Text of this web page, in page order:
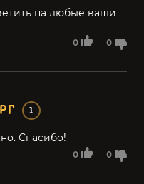
0 0
на любые ваши
1
0 0
Спасибо!